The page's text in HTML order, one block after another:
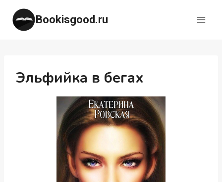
Перейти
содержимому
Bookisgood.ru
Эльфийка в бегах